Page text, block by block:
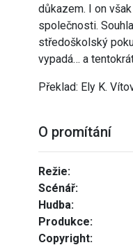
důkazem. I on
společnosti.
středoškolský
vypadá… a
Překlad: Ely K.
O promítání
Režie:
Scénář:
Hudba:
Produkce:
Copyright: